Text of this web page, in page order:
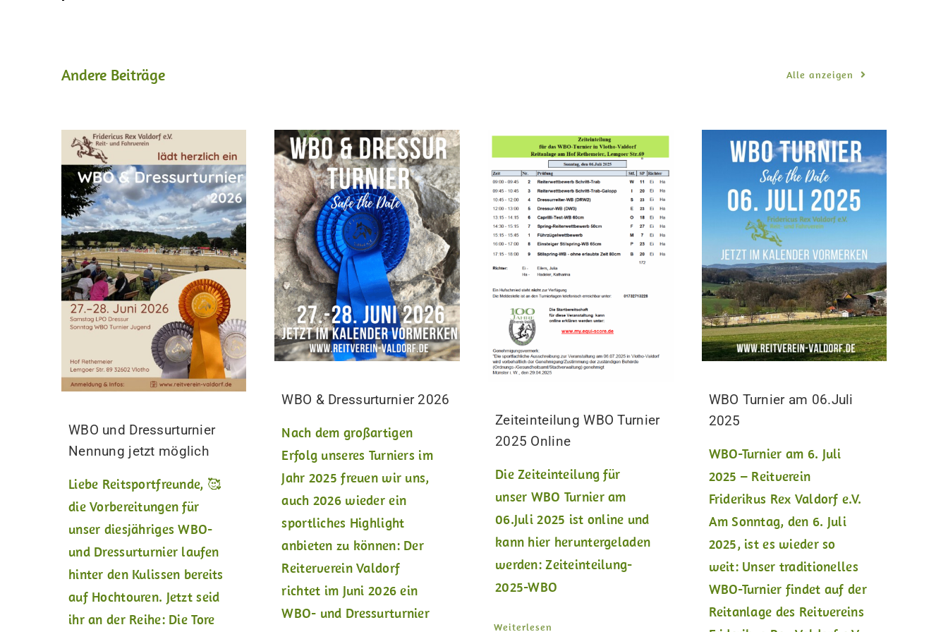
Andere Beiträge Alle anzeigen
WBO und Dressurturnier
Nennung jetzt möglich
Liebe Reitsportfreunde, 🥰
die Vorbereitungen für
unser diesjähriges WBO-
und Dressurturnier laufen
hinter den Kulissen bereits
auf Hochtouren. Jetzt seid
ihr an der Reihe: Die Tore
WBO & Dressurturnier 2026
Nach dem großartigen
Erfolg unseres Turniers im
Jahr 2025 freuen wir uns,
auch 2026 wieder ein
sportliches Highlight
anbieten zu können: Der
Reiterverein Valdorf
richtet im Juni 2026 ein
WBO- und Dressurturnier
Zeiteinteilung WBO Turnier
2025 Online
Die Zeiteinteilung für
unser WBO Turnier am
06.Juli 2025 ist online und
kann hier heruntergeladen
werden: Zeiteinteilung-
2025-WBO
Weiterlesen
WBO Turnier am 06.Juli
2025
WBO-Turnier am 6. Juli
2025 – Reitverein
Friderikus Rex Valdorf e.V.
Am Sonntag, den 6. Juli
2025, ist es wieder so
weit: Unser traditionelles
WBO-Turnier findet auf der
Reitanlage des Reitvereins